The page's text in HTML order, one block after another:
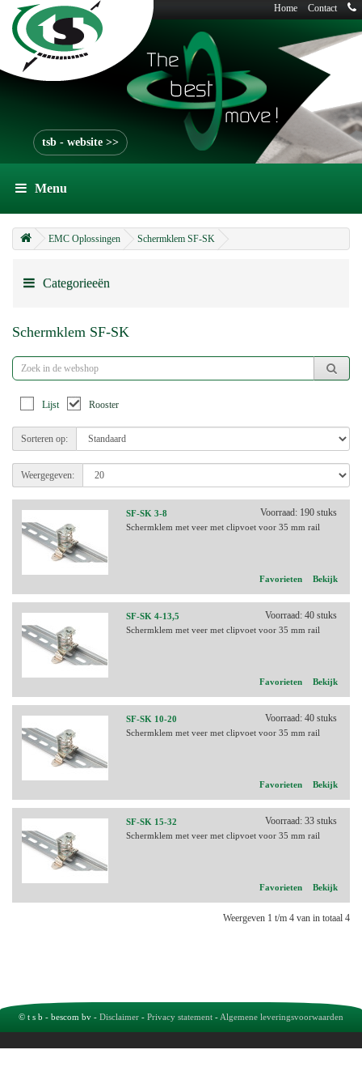
Home Contact
tsb - website >>
Menu
EMC Oplossingen Schermklem SF-SK
Categorieeën
Schermklem SF-SK
Lijst Rooster
Sorteren op:
Weergegeven:
Voorraad: 190 stuks
SF-SK 3-8
Schermklem met veer met clipvoet voor 35 mm rail
Favorieten Bekijk
Voorraad: 40 stuks
SF-SK 4-13,5
Schermklem met veer met clipvoet voor 35 mm rail
Favorieten Bekijk
Voorraad: 40 stuks
SF-SK 10-20
Schermklem met veer met clipvoet voor 35 mm rail
Favorieten Bekijk
Voorraad: 33 stuks
SF-SK 15-32
Schermklem met veer met clipvoet voor 35 mm rail
Favorieten Bekijk
Weergeven 1 t/m 4 van in totaal 4
© t s b - bescom bv - Disclaimer - Privacy statement - Algemene leveringsvoorwaarden